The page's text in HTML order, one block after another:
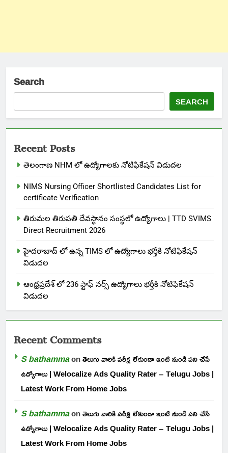
Search
SEARCH
Recent Posts
తెలంగాణ NHM లో ఉద్యోగాలకు నోటిఫికేషన్ విడుదల
NIMS Nursing Officer Shortlisted Candidates List for
certificate Verification
తిరుమల తిరుపతి దేవస్థానం సంస్థలో ఉద్యోగాలు | TTD SVIMS
Direct Recruitment 2026
హైదరాబాద్ లో ఉన్న TIMS లో ఉద్యోగాలు భర్తీకి నోటిఫికేషన్
విడుదల
ఆంధ్రప్రదేశ్ లో 236 స్టాఫ్ నర్స్ ఉద్యోగాలు భర్తీకి నోటిఫికేషన్
విడుదల
Recent Comments
S bathammaonతెలుగు వారికి పరీక్ష లేకుండా ఇంటి నుండి పని చేసే
ఉద్యోగాలు | Welocalize Ads Quality Rater – Telugu Jobs |
Latest Work From Home Jobs
S bathammaonతెలుగు వారికి పరీక్ష లేకుండా ఇంటి నుండి పని చేసే
ఉద్యోగాలు | Welocalize Ads Quality Rater – Telugu Jobs |
Latest Work From Home Jobs